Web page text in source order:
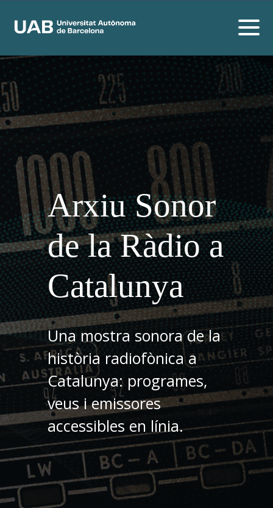
Arxiu Sonor
de la Ràdio a
Catalunya
Una mostra sonora de la
història radiofònica a
Catalunya: programes,
veus i emissores
accessibles en línia.